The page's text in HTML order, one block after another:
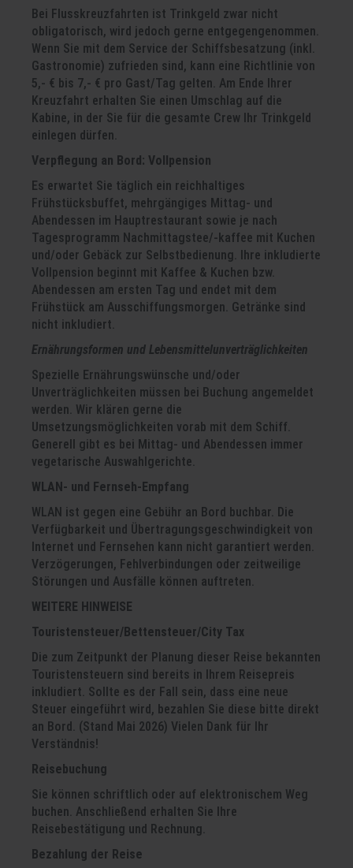
Bei Flusskreuzfahrten ist Trinkgeld zwar nicht
obligatorisch, wird jedoch gerne entgegengenommen.
Wenn Sie mit dem Service der Schiffsbesatzung (inkl.
Gastronomie) zufrieden sind, kann eine Richtlinie von
5,- € bis 7,- € pro Gast/Tag gelten. Am Ende Ihrer
Kreuzfahrt erhalten Sie einen Umschlag auf die
Kabine, in der Sie für die gesamte Crew Ihr Trinkgeld
einlegen dürfen.
Verpflegung an Bord: Vollpension
Es erwartet Sie täglich ein reichhaltiges
Frühstücksbuffet, mehrgängiges Mittag- und
Abendessen im Hauptrestaurant sowie je nach
Tagesprogramm Nachmittagstee/-kaffee mit Kuchen
und/oder Gebäck zur Selbstbedienung. Ihre inkludierte
Vollpension beginnt mit Kaffee & Kuchen bzw.
Abendessen am ersten Tag und endet mit dem
Frühstück am Ausschiffungsmorgen. Getränke sind
nicht inkludiert.
Ernährungsformen und Lebensmittelunverträglichkeiten
Spezielle Ernährungswünsche und/oder
Unverträglichkeiten müssen bei Buchung angemeldet
werden. Wir klären gerne die
Umsetzungsmöglichkeiten vorab mit dem Schiff.
Generell gibt es bei Mittag- und Abendessen immer
vegetarische Auswahlgerichte.
WLAN- und Fernseh-Empfang
WLAN ist gegen eine Gebühr an Bord buchbar. Die
Verfügbarkeit und Übertragungsgeschwindigkeit von
Internet und Fernsehen kann nicht garantiert werden.
Verzögerungen, Fehlverbindungen oder zeitweilige
Störungen und Ausfälle können auftreten.
WEITERE HINWEISE
Touristensteuer/Bettensteuer/City Tax
Die zum Zeitpunkt der Planung dieser Reise bekannten
Touristensteuern sind bereits in Ihrem Reisepreis
inkludiert. Sollte es der Fall sein, dass eine neue
Steuer eingeführt wird, bezahlen Sie diese bitte direkt
an Bord. (Stand Mai 2026) Vielen Dank für Ihr
Verständnis!
Reisebuchung
Sie können schriftlich oder auf elektronischem Weg
buchen. Anschließend erhalten Sie Ihre
Reisebestätigung und Rechnung.
Bezahlung der Reise